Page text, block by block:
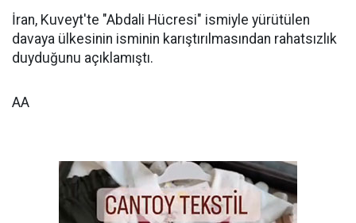
İran, Kuveyt'te "Abdali Hücresi" ismiyle yürütülen
davaya ülkesinin isminin karıştırılmasından rahatsızlık
duyduğunu açıklamıştı.
AA